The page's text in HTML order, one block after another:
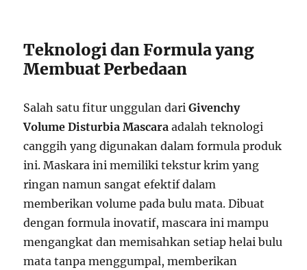
Teknologi dan Formula yang
Membuat Perbedaan
Salah satu fitur unggulan dariGivenchy
Volume Disturbia Mascara adalah teknologi
canggih yang digunakan dalam formula produk
ini. Maskara ini memiliki tekstur krim yang
ringan namun sangat efektif dalam
memberikan volume pada bulu mata. Dibuat
dengan formula inovatif, mascara ini mampu
mengangkat dan memisahkan setiap helai bulu
mata tanpa menggumpal, memberikan